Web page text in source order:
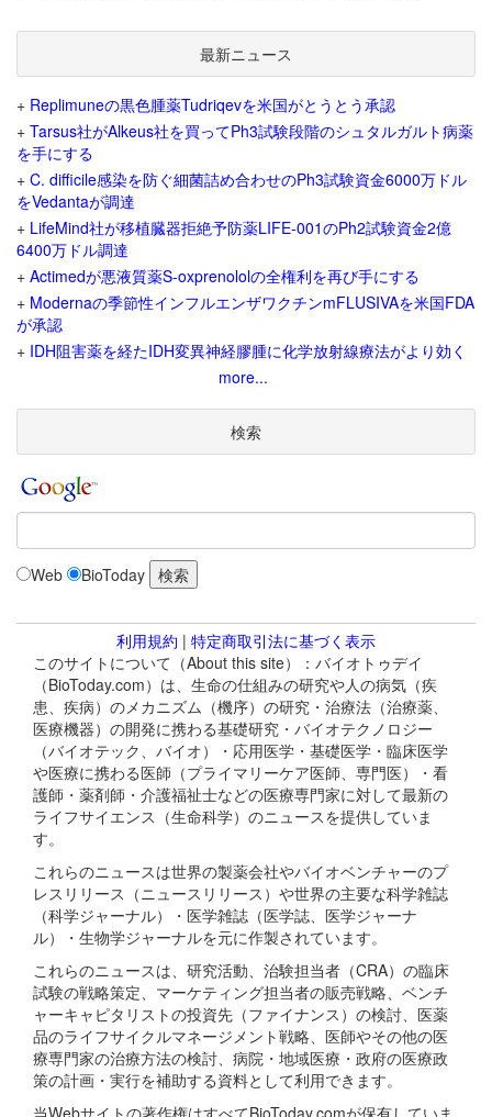
最新ニュース
+ Replimuneの黒色腫薬Tudriqevを米国がとうとう承認
+ Tarsus社がAlkeus社を買ってPh3試験段階のシュタルガルト病薬
を手にする
+ C. difficile感染を防ぐ細菌詰め合わせのPh3試験資金6000万ドル
をVedantaが調達
+ LifeMind社が移植臓器拒絶予防薬LIFE-001のPh2試験資金2億
6400万ドル調達
+ Actimedが悪液質薬S-oxprenololの全権利を再び手にする
+ Modernaの季節性インフルエンザワクチンmFLUSIVAを米国FDA
が承認
+ IDH阻害薬を経たIDH変異神経膠腫に化学放射線療法がより効く
more...
検索
Web BioToday
利用規約 | 特定商取引法に基づく表示
このサイトについて（About this site）：バイオトゥデイ
（BioToday.com）は、生命の仕組みの研究や人の病気（疾
患、疾病）のメカニズム（機序）の研究・治療法（治療薬、
医療機器）の開発に携わる基礎研究・バイオテクノロジー
（バイオテック、バイオ）・応用医学・基礎医学・臨床医学
や医療に携わる医師（プライマリーケア医師、専門医）・看
護師・薬剤師・介護福祉士などの医療専門家に対して最新の
ライフサイエンス（生命科学）のニュースを提供していま
す。
これらのニュースは世界の製薬会社やバイオベンチャーのプ
レスリリース（ニュースリリース）や世界の主要な科学雑誌
（科学ジャーナル）・医学雑誌（医学誌、医学ジャーナ
ル）・生物学ジャーナルを元に作製されています。
これらのニュースは、研究活動、治験担当者（CRA）の臨床
試験の戦略策定、マーケティング担当者の販売戦略、ベンチ
ャーキャピタリストの投資先（ファイナンス）の検討、医薬
品のライフサイクルマネージメント戦略、医師やその他の医
療専門家の治療方法の検討、病院・地域医療・政府の医療政
策の計画・実行を補助する資料として利用できます。